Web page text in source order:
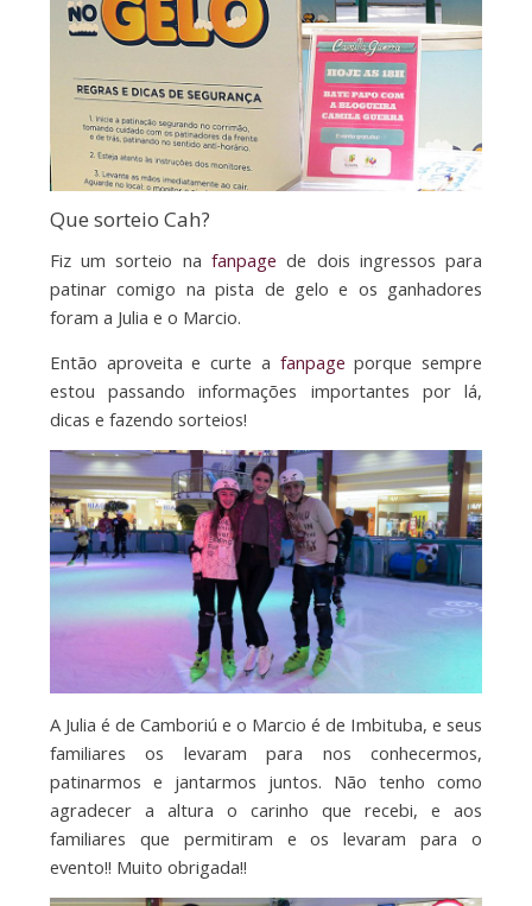
Que sorteio Cah?
Fiz um sorteio na fanpage de dois ingressos para
patinar comigo na pista de gelo e os ganhadores
foram a Julia e o Marcio.
Então aproveita e curte a fanpage porque sempre
estou passando informações importantes por lá,
dicas e fazendo sorteios!
A Julia é de Camboriú e o Marcio é de Imbituba, e seus
familiares os levaram para nos conhecermos,
patinarmos e jantarmos juntos. Não tenho como
agradecer a altura o carinho que recebi, e aos
familiares que permitiram e os levaram para o
evento!! Muito obrigada!!